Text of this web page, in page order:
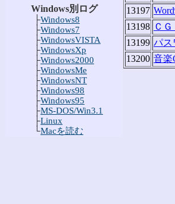
Windows別ログ
├Windows8
├Windows7
├WindowsVISTA
├WindowsXp
├Windows2000
├WindowsMe
├WindowsNT
├Windows98
├Windows95
├MS-DOS/Win3.1
├Linux
└Macを読む
13197
13198 Ｃ
13199 パス
13200 音楽